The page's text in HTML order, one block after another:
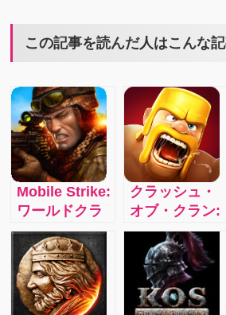
この記事を読んだ人はこんな
Mobile Strike:
ワールドクラ
スのリアルタ
イム戦略
MMORPGがつ
いに日本上
陸！
クラッシュ・
オブ・クラン:
仲間と協力し
て自分のクラ
ンを勝利に導
こう！世界中
のプレイヤー